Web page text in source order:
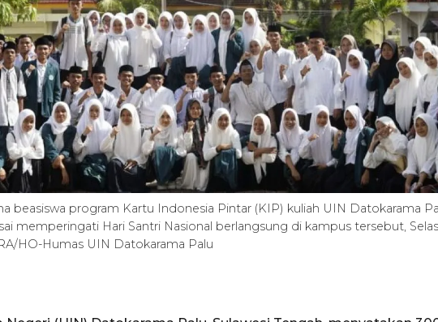
beasiswa program Kartu Indonesia Pintar (KIP) kuliah UIN Datokarama
memperingati Hari Santri Nasional berlangsung di kampus tersebut,
HO-Humas UIN Datokarama Palu